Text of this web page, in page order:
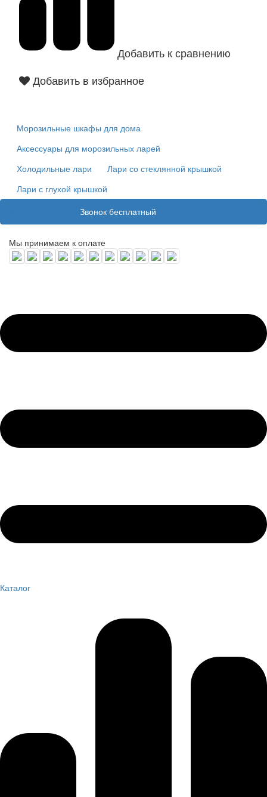
Добавить к сравнению
Добавить в избранное
Морозильные шкафы для дома
Аксессуары для морозильных ларей
Холодильные лари
Лари со стеклянной крышкой
Лари с глухой крышкой
Звонок бесплатный
Мы принимаем к оплате
Каталог